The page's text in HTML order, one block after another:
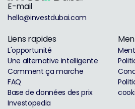
E-mail
hello@investdubai.com
Liens rapides
L'opportunité
Une alternative intelligente
Comment ça marche
FAQ
Base de données des prix
Investopedia